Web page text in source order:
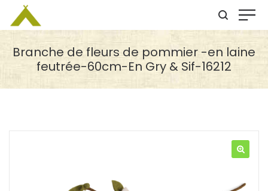
Branche de fleurs de pommier -en laine
feutrée-60cm-En Gry & Sif-16212